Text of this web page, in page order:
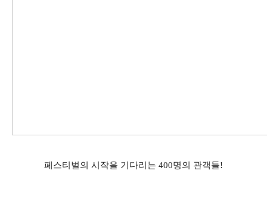
페스티벌의 시작을 기다리는 400명의 관객들!